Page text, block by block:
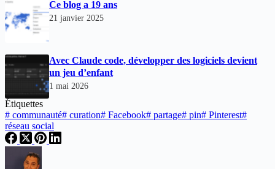
Ce blog a 19 ans
21 janvier 2025
Avec Claude code, développer des logiciels devient
un jeu d’enfant
1 mai 2026
Étiquettes
# communauté# curation# Facebook# partage# pin# Pinterest#
réseau social